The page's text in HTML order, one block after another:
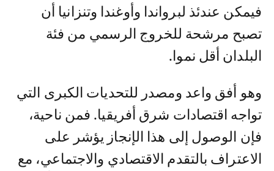
فيمكن عندئذ لبرواندا وأوغندا وتنزانيا أن
تصبح مرشحة للخروج الرسمي من فئة
البلدان أقل نموا.
وهو أفق واعد ومصدر للتحديات الكبرى التي
تواجه اقتصادات شرق أفريقيا. فمن ناحية،
فإن الوصول إلى هذا الإنجاز يؤشر على
الاعتراف بالتقدم الاقتصادي والاجتماعي، مع